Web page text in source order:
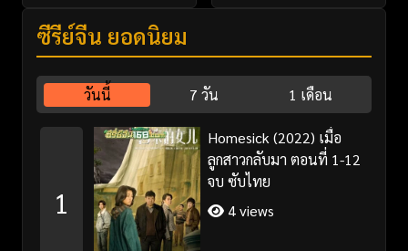
ซีรี่ย์จีน ยอดนิยม
วันนี้ 7 วัน 1 เดือน
1
Homesick (2022) เมื่อ
ลูกสาวกลับมา ตอนที่ 1-12
จบ ซับไทย
4 views